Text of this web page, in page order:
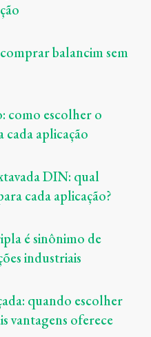
balancim sem
como escolher o
aplicação
DIN: qual
cada aplicação?
é sinônimo de
industriais
quando escolher
vantagens oferece